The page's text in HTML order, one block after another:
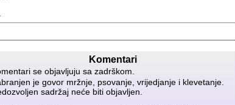
Komentari
se objavljuju sa zadrškom.
je govor mržnje, psovanje, vrijedjanje i klevetanje.
sadržaj neće biti objavljen.